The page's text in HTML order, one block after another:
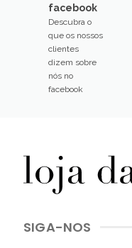
facebook
Descubra o
que os nossos
clientes
dizem sobre
nós no
facebook
SIGA-NOS